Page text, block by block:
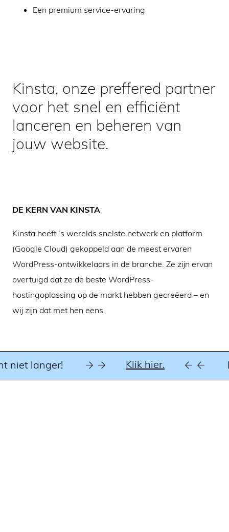
Een premium service-ervaring
Kinsta, onze preffered partner
voor het snel en efficiënt
lanceren en beheren van
jouw website.
DE KERN VAN KINSTA
Kinsta heeft ’s werelds snelste netwerk en platform
(Google Cloud) gekoppeld aan de meest ervaren
WordPress-ontwikkelaars in de branche. Ze zijn ervan
overtuigd dat ze de beste WordPress-
hostingoplossing op de markt hebben gecreëerd – en
wij zijn dat met hen eens.
niet langer! Klik hier.